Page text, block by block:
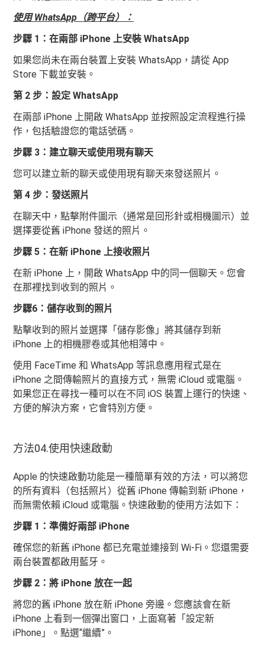
使用 WhatsApp（跨平台）：
步驟 1：在兩部 iPhone 上安裝 WhatsApp
如果您尚未在兩台裝置上安裝 WhatsApp，請從 App
Store 下載並安裝。
第 2 步：設定 WhatsApp
在兩部 iPhone 上開啟 WhatsApp 並按照設定流程進行操
作，包括驗證您的電話號碼。
步驟 3：建立聊天或使用現有聊天
您可以建立新的聊天或使用現有聊天來發送照片。
第 4 步：發送照片
在聊天中，點擊附件圖示（通常是回形針或相機圖示）並
選擇要從舊 iPhone 發送的照片。
步驟 5：在新 iPhone 上接收照片
在新 iPhone 上，開啟 WhatsApp 中的同一個聊天。您會
在那裡找到收到的照片。
步驟6：儲存收到的照片
點擊收到的照片並選擇「儲存影像」將其儲存到新
iPhone 上的相機膠卷或其他相簿中。
使用 FaceTime 和 WhatsApp 等訊息應用程式是在
iPhone 之間傳輸照片的直接方式，無需 iCloud 或電腦。
如果您正在尋找一種可以在不同 iOS 裝置上運行的快速、
方便的解決方案，它會特別方便。
方法04.使用快速啟動
Apple 的快速啟動功能是一種簡單有效的方法，可以將您
的所有資料（包括照片）從舊 iPhone 傳輸到新 iPhone，
而無需依賴 iCloud 或電腦。快速啟動的使用方法如下：
步驟 1：準備好兩部 iPhone
確保您的新舊 iPhone 都已充電並連接到 Wi-Fi。您還需要
兩台裝置都啟用藍牙。
步驟 2：將 iPhone 放在一起
將您的舊 iPhone 放在新 iPhone 旁邊。您應該會在新
iPhone 上看到一個彈出窗口，上面寫著「設定新
iPhone」。點選“繼續”。